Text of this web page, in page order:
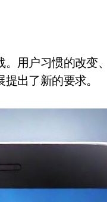
出了新的要求。